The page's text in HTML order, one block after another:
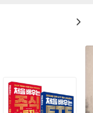
는 3차 산업혁명 시대
고처럼 이미 우리 생활
다. 이제 기업은 시스
는다. 다만 아마존, 구